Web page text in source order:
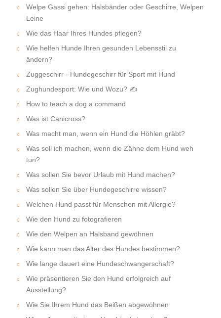
Welpe Gassi gehen: Halsbänder oder Geschirre, Welpen
Leine
Wie das Haar Ihres Hundes pflegen?
Wie helfen Hunde Ihren gesunden Lebensstil zu
ändern?
Zuggeschirr - Hundegeschirr für Sport mit Hund
Zughundesport: Wie und Wozu? ✍
How to teach a dog a command
Was ist Canicross?
Was macht man, wenn ein Hund die Höhlen gräbt?
Was soll ich machen, wenn die Zähne dem Hund weh
tun?
Was sollen Sie bevor Urlaub mit Hund machen?
Was sollen Sie über Hundegeschirre wissen?
Welchen Hund passt für Menschen mit Allergie?
Wie den Hund zu fotografieren
Wie den Welpen an Halsband gewöhnen
Wie kann man das Alter des Hundes bestimmen?
Wie lange dauert eine Hundeschwangerschaft?
Wie präsentieren Sie den Hund erfolgreich auf
Ausstellung?
Wie Sie Ihrem Hund das Beißen abgewöhnen